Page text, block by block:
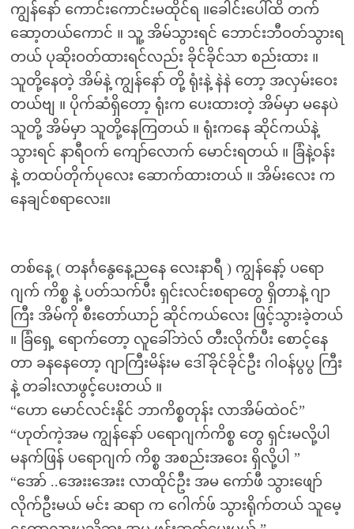
ကျွန်နော် ကောင်းကောင်းမထိုင်ရ ။ခေါင်းပေါ်ထိ တက်
ဆော့တယ်ကောင် ။ သူ့ အိမ်သွားရင် ဘောင်းဘီဝတ်သွားရ
တယ် ပုဆိုးဝတ်ထားရင်လည်း ခိုင်ခိုင်သာ စည်းထား ။
သူတို့နေတဲ့ အိမ်နဲ့ ကျွန်နော် တို့ ရုံးနဲ့ နဲနဲ တော့ အလှမ်းဝေး
တယ်ဗျ ။ ပိုက်ဆံရှိတော့ ရုံးက ပေးထားတဲ့ အိမ်မှာ မနေပဲ
သူတို့ အိမ်မှာ သူတို့နေကြတယ် ။ ရုံးကနေ ဆိုင်ကယ်နဲ့
သွားရင် နာရီဝက် ကျော်လောက် မောင်းရတယ် ။ ခြံနဲ့ဝန်း
နဲ့ တထပ်တိုက်ပုလေး ဆောက်ထားတယ် ။ အိမ်းလေး က
နေချင်စရာလေး။
တစ်နေ့ ( တနင်္ဂနွေနေ့ညနေ လေးနာရီ ) ကျွန်နော့် ပရော
ဂျက် ကိစ္စ နဲ့ ပတ်သက်ပီး ရှင်းလင်းစရာတွေ ရှိတာနဲ့ ဂျာ
ကြီး အိမ်ကို စီးတော်ယာဉ် ဆိုင်ကယ်လေး ဖြင့်သွားခဲ့တယ်
။ ခြံရှေ့ ရောက်တော့ လူခေါ်ဘဲလ် တီးလိုက်ပီး စောင့်နေ
တာ ခနနေတော့ ဂျာကြီးမိန်းမ ဒေါ်ခိုင်ခိုင်ဦး ဂါဝန်ပွပွ ကြီး
နဲ့ တခါးလာဖွင့်ပေးတယ် ။
“ဟော မောင်လင်းနိုင် ဘာကိစ္စတုန်း လာအိမ်ထဲဝင်”
“ဟုတ်ကဲ့အမ ကျွန်နော် ပရောဂျက်ကိစ္စ တွေ ရှင်းမလို့ပါ
မနက်ဖြန် ပရောဂျက် ကိစ္စ အစည်းအဝေး ရှိလို့ပါ ”
“အော် ..အေးးအေးး လာထိုင်ဦး အမ ကော်ဖီ သွားဖျော်
လိုက်ဦးမယ် မင်း ဆရာ က ဂေါက်ဖ် သွားရိုက်တယ် သူမေ့